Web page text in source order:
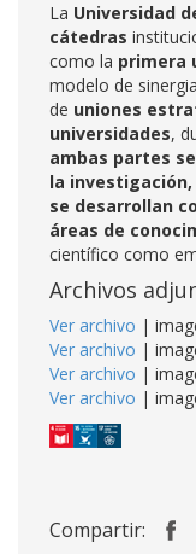
La Universidad
cátedras
como la primera
modelo de
de uniones
universidades,
ambas partes
la
se desarrollan
áreas de
científico como
Archivos
Ver archivo |
Ver archivo |
Ver archivo |
Ver archivo |
Compartir: